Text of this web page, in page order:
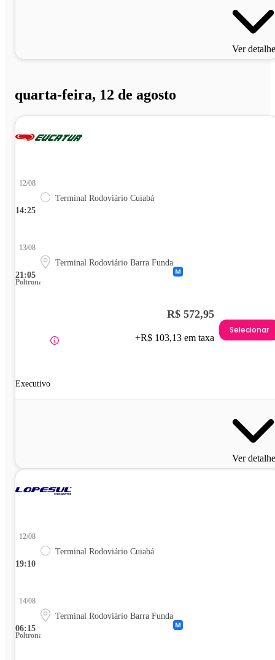
Ver
quarta-feira, 12 de agosto
14:25
12/08
Terminal Rodoviário Cuiabá
21:05
13/08
Terminal Rodoviário Barra Funda
Poltrona
Executivo
R$ 572,95
+R$ 103,13 em taxa
Selecionar
Ver
19:10
12/08
Terminal Rodoviário Cuiabá
06:15
14/08
Terminal Rodoviário Barra Funda
Poltrona